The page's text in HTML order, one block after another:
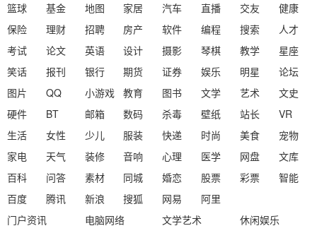
篮球
基金 地图 家居 汽车 直播 交友
健康
保险
理财 招聘 房产 软件 编程 搜索
人才
考试
论文 英语 设计 摄影 琴棋 教学
星座
笑话
报刊 银行 期货 证券 娱乐 明星
论坛
图片
QQ 小游戏 教育 图书 文学 艺术
文史
硬件
BT 邮箱 数码 杀毒 壁纸 站长
VR
生活
女性 少儿 服装 快递 时尚 美食
宠物
家电
天气 装修 音响 心理 医学 网盘
文库
百科
问答 素材 同城 婚恋 股票 彩票
智能
百度
腾讯 新浪 搜狐 网易
阿里
门户资讯
电脑网络 文学艺术
休闲娱乐